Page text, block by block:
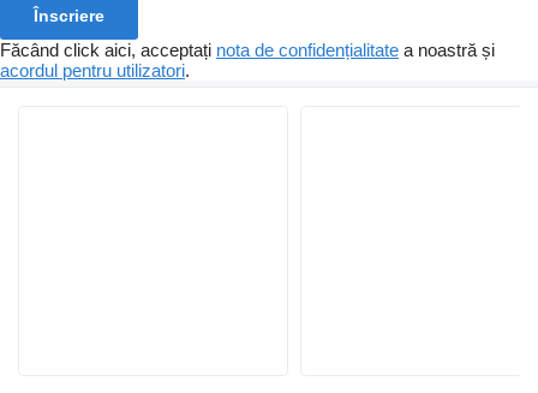
Înscriere
Făcând click aici, acceptați nota de confidențialitate a noastră și
acordul pentru utilizatori.